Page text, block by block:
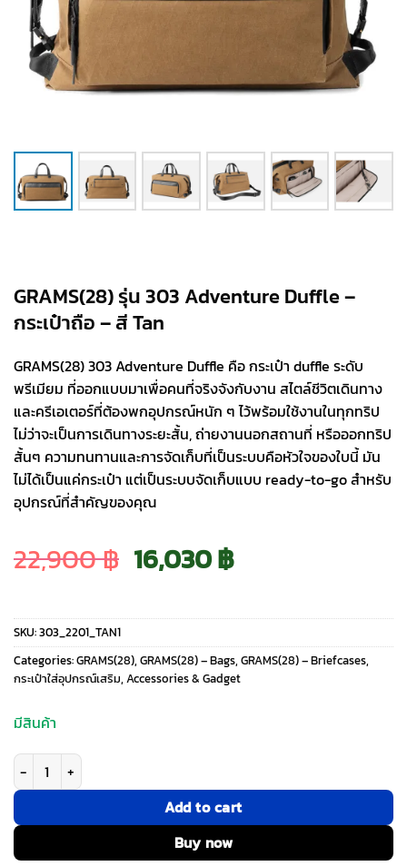
GRAMS(28) รุ่น 303 Adventure Duffle –
กระเป๋าถือ – สี Tan
GRAMS(28) 303 Adventure Duffle คือ กระเป๋า duffle ระดับ
พรีเมียม ที่ออกแบบมาเพื่อคนที่จริงจังกับงาน สไตล์ชีวิตเดินทาง
และครีเอเตอร์ที่ต้องพกอุปกรณ์หนัก ๆ ไว้พร้อมใช้งานในทุกทริป
ไม่ว่าจะเป็นการเดินทางระยะสั้น, ถ่ายงานนอกสถานที่ หรือออกทริป
สั้นๆ ความทนทานและการจัดเก็บที่เป็นระบบคือหัวใจของใบนี้ มัน
ไม่ได้เป็นแค่กระเป๋า แต่เป็นระบบจัดเก็บแบบ ready-to-go สำหรับ
อุปกรณ์ที่สำคัญของคุณ
22,900฿ Original
price
was:
16,030฿Current
price
is:
SKU:303_2201_TAN1
Categories:GRAMS(28), GRAMS(28) – Bags, GRAMS(28) – Briefcases,
กระเป๋าใส่อุปกรณ์เสริม, Accessories & Gadget
มีสินค้า
จำนวน GRAMS(28) รุ่น 303 Adventure Duffle - กระเป๋าถือ - สี Tan ชิ้น
Add to cart
Buy now